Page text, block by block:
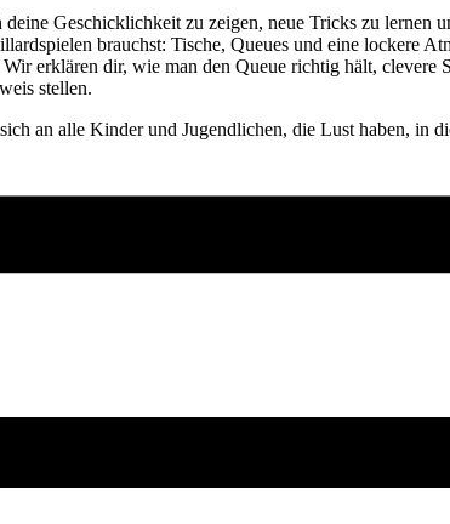
Geschicklichkeit zu zeigen, neue Tricks zu
brauchst: Tische, Queues und eine lockere
erklären dir, wie man den Queue richtig hält,
stellen.
an alle Kinder und Jugendlichen, die Lust haben, in